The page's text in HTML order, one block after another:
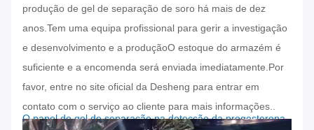
produção de gel de separação de soro há mais de dez
anos.Tem uma equipa profissional para gerir a investigação
e desenvolvimento e a produçãoO estoque do armazém é
suficiente e a encomenda será enviada imediatamente.Por
favor, entre no site oficial da Desheng para entrar em
contato com o serviço ao cliente para mais informações..
O papel do gel de separação na detecção da progesterona